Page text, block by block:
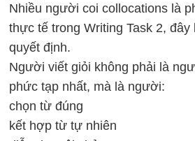
Nhiều người coi collocations là
thực tế trong Writing Task 2,
quyết định.
Người viết giỏi không phải là
phức tạp nhất, mà là người:
chọn từ đúng
kết hợp từ tự nhiên